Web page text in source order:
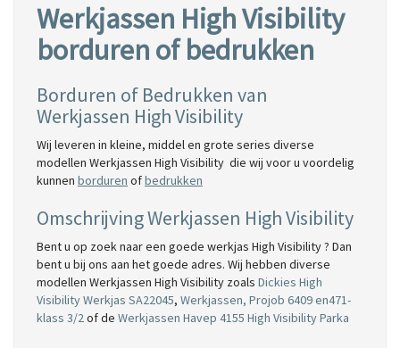
Werkjassen High Visibility
borduren of bedrukken
Borduren of Bedrukken van
Werkjassen High Visibility
Wij leveren in kleine, middel en grote series diverse
modellen Werkjassen High Visibility die wij voor u voordelig
kunnen borduren ofbedrukken
Omschrijving Werkjassen High Visibility
Bent u op zoek naar een goede werkjas High Visibility ? Dan
bent u bij ons aan het goede adres. Wij hebben diverse
modellen Werkjassen High Visibility zoals Dickies High
Visibility Werkjas SA22045, Werkjassen, Projob 6409 en471-
klass 3/2of de Werkjassen Havep 4155 High Visibility Parka